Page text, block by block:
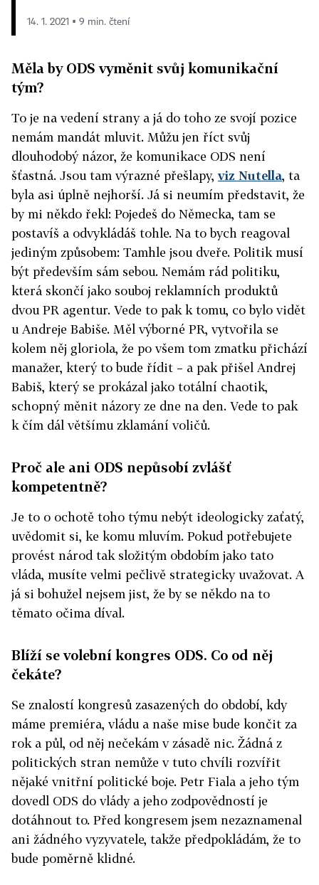
14. 1. 2021 ▪ 9 min. čtení
Měla by ODS vyměnit svůj komunikační
tým?
To je na vedení strany a já do toho ze svojí pozice
nemám mandát mluvit. Můžu jen říct svůj
dlouhodobý názor, že komunikace ODS není
šťastná. Jsou tam výrazné přešlapy,viz Nutella, ta
byla asi úplně nejhorší. Já si neumím představit, že
by mi někdo řekl: Pojedeš do Německa, tam se
postavíš a odvykládáš tohle. Na to bych reagoval
jediným způsobem: Tamhle jsou dveře. Politik musí
být především sám sebou. Nemám rád politiku,
která skončí jako souboj reklamních produktů
dvou PR agentur. Vede to pak k tomu, co bylo vidět
u Andreje Babiše. Měl výborné PR, vytvořila se
kolem něj gloriola, že po všem tom zmatku přichází
manažer, který to bude řídit – a pak přišel Andrej
Babiš, který se prokázal jako totální chaotik,
schopný měnit názory ze dne na den. Vede to pak
k čím dál většímu zklamání voličů.
Proč ale ani ODS nepůsobí zvlášť
kompetentně?
Je to o ochotě toho týmu nebýt ideologicky zaťatý,
uvědomit si, ke komu mluvím. Pokud potřebujete
provést národ tak složitým obdobím jako tato
vláda, musíte velmi pečlivě strategicky uvažovat. A
já si bohužel nejsem jist, že by se někdo na to
těmato očima díval.
Blíží se volební kongres ODS. Co od něj
čekáte?
Se znalostí kongresů zasazených do období, kdy
máme premiéra, vládu a naše mise bude končit za
rok a půl, od něj nečekám v zásadě nic. Žádná z
politických stran nemůže v tuto chvíli rozvířit
nějaké vnitřní politické boje. Petr Fiala a jeho tým
dovedl ODS do vlády a jeho zodpovědností je
dotáhnout to. Před kongresem jsem nezaznamenal
ani žádného vyzyvatele, takže předpokládám, že to
bude poměrně klidné.